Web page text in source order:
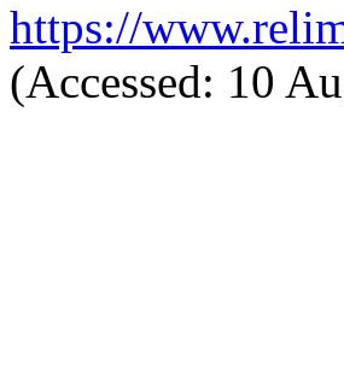
https://
(Accessed: 10